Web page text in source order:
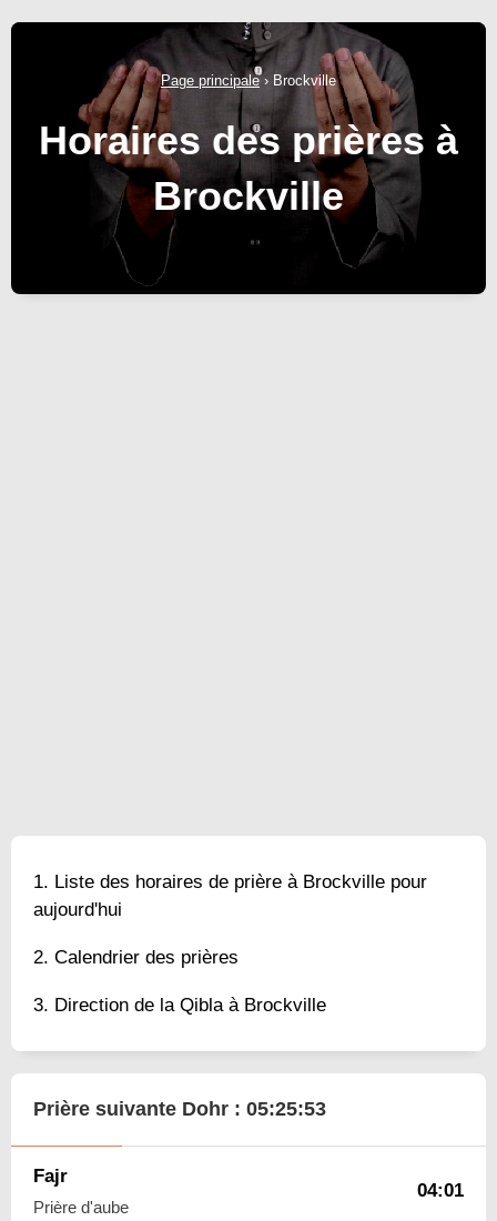
Page principale› Brockville
Horaires des prières à
Brockville
Liste des horaires de prière à Brockville pour
aujourd'hui
Calendrier des prières
Direction de la Qibla à Brockville
Prière suivante Dohr : 05:25:52
Fajr
Prière d'aube
04:01